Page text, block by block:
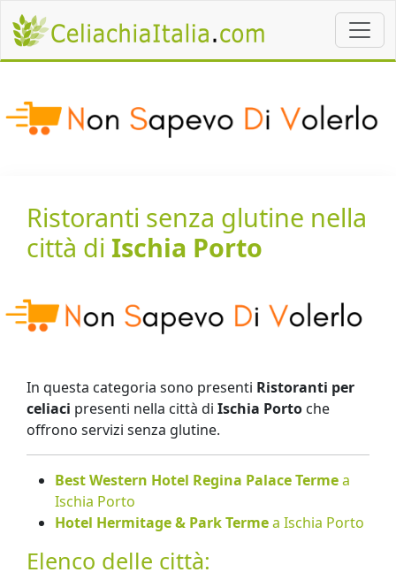
Ristoranti senza glutine nella
città di Ischia Porto
In questa categoria sono presenti Ristoranti per
celiaci presenti nella città di Ischia Porto che
offrono servizi senza glutine.
Best Western Hotel Regina Palace Termea
Ischia Porto
Hotel Hermitage & Park Termea Ischia Porto
Elenco delle città: